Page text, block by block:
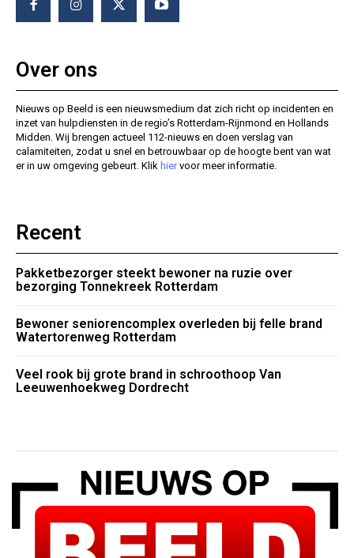
Over ons
Nieuws op Beeld is een nieuwsmedium dat zich richt op incidenten en
inzet van hulpdiensten in de regio’s Rotterdam-Rijnmond en Hollands
Midden. Wij brengen actueel 112-nieuws en doen verslag van
calamiteiten, zodat u snel en betrouwbaar op de hoogte bent van wat
er in uw omgeving gebeurt. Klik hiervoor meer informatie.
Recent
Pakketbezorger steekt bewoner na ruzie over
bezorging Tonnekreek Rotterdam
Bewoner seniorencomplex overleden bij felle brand
Watertorenweg Rotterdam
Veel rook bij grote brand in schroothoop Van
Leeuwenhoekweg Dordrecht